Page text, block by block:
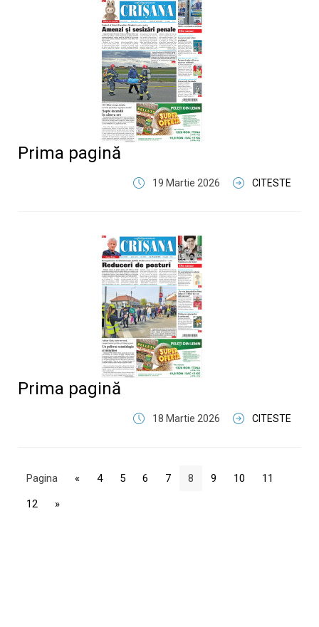
Prima pagină
19 Martie 2026 CITESTE
Prima pagină
18 Martie 2026 CITESTE
Pagina « 4 5 6 7 8 9 10
11
12
»